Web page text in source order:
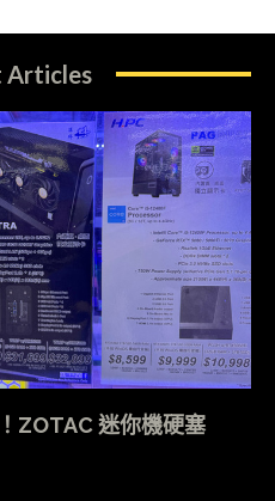
Articles
ZOTAC 迷你機硬塞